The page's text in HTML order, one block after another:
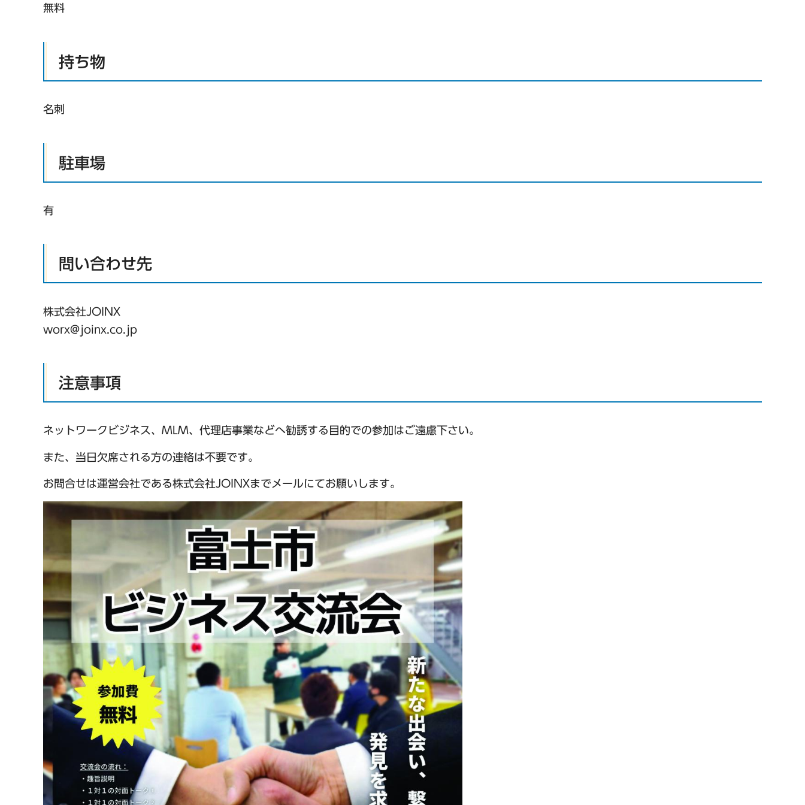
無料
持ち物
名刺
駐車場
有
問い合わせ先
株式会社JOINX
worx@joinx.co.jp
注意事項
ネットワークビジネス、MLM、代理店事業などへ勧誘する目的での参加はご遠慮下さい。
また、当日欠席される方の連絡は不要です。
お問合せは運営会社である株式会社JOINXまでメールにてお願いします。